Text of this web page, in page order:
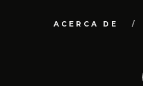
ACERCA DE